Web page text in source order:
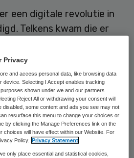
een digitale revolutie in
Telkens kwam die er
en zorgverzekeraars,
van e-health in de
achter. Tot
is de ontwikkeling van
in een stroomversnelling
die hausse vandaan?
een ander perspectief.
Privacy
and access personal data, like browsing data
device. Selecting I Accept enables tracking
shown under we and our partners
Reject All or withdrawing your consent will
disabled, some content and ads you see may not
resurface this menu to change your choices or
by clicking the Manage Preferences link on the
choices will have effect within our Website. For
Policy.
Privacy Statement
only place essential and statistical cookies,